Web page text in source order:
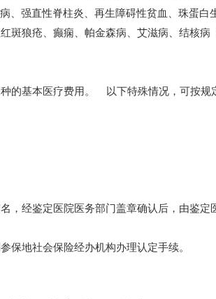
、强直性脊柱炎、再生障碍性贫血、珠蛋白
斑狼疮、癫痫、帕金森病、艾滋病、结核病
的基本医疗费用。 以下特殊情况，可按规
经鉴定医院医务部门盖章确认后，由鉴定
地社会保险经办机构办理认定手续。